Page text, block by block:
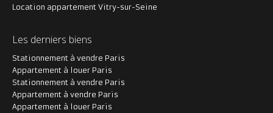
Location appartement Vitry-sur-Seine
Les derniers biens
Stationnement à vendre Paris
Appartement à louer Paris
Stationnement à vendre Paris
Appartement à vendre Paris
Appartement à louer Paris